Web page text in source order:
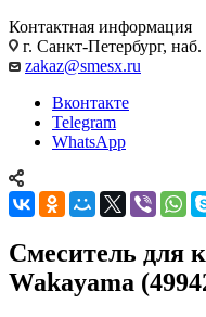
Контактная информация
г. Санкт-Петербург,
zakaz@smesx.ru
Вконтакте
Telegram
WhatsApp
Смеситель для
Wakayama